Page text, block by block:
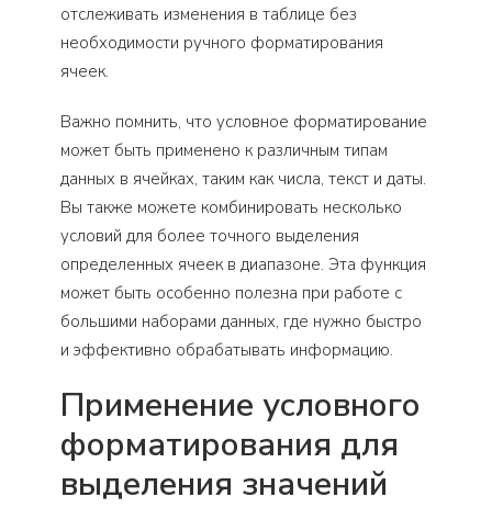
отслеживать изменения в таблице без
необходимости ручного форматирования
ячеек.
Важно помнить, что условное форматирование
может быть применено к различным типам
данных в ячейках, таким как числа, текст и даты.
Вы также можете комбинировать несколько
условий для более точного выделения
определенных ячеек в диапазоне. Эта функция
может быть особенно полезна при работе с
большими наборами данных, где нужно быстро
и эффективно обрабатывать информацию.
Применение условного
форматирования для
выделения значений